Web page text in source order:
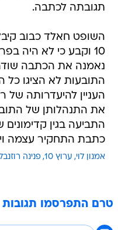
תגובתה לכתבה.
השופט חאלד כבוב
10 וקבע כי לא היה
נאמנה את הכתבה
התובעות לא הציגו כל
העניין להיעדרותה של
את התנהלותן של
התביעה בגין קדימונים
כתבת התחקיר עצמה
אמנון לוי ערוץ 10 פנינה
טרם התפרסמו תגובות